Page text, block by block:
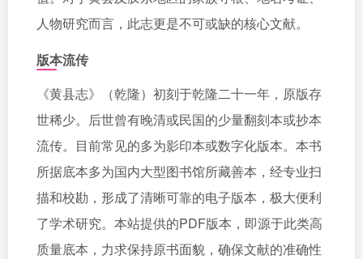
人物研究而言，此志更是不可或缺的核心文献。
版本流传
《黄县志》（乾隆）初刻于乾隆二十一年，原版存
世稀少。后世曾有晚清或民国的少量翻刻本或抄本
流传。目前常见的多为影印本或数字化版本。本书
所据底本多为国内大型图书馆所藏善本，经专业扫
描和校勘，形成了清晰可靠的电子版本，极大便利
了学术研究。本站提供的PDF版本，即源于此类高
质量底本，力求保持原书面貌，确保文献的准确性